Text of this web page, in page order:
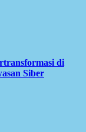
di
Siber